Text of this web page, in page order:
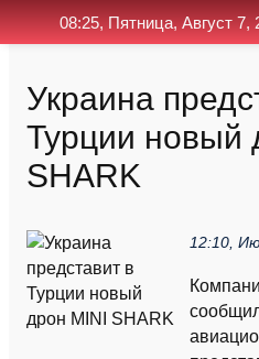
Украина
Турции новый
SHARK
12:10,
08:25, Пятница, Август 7,